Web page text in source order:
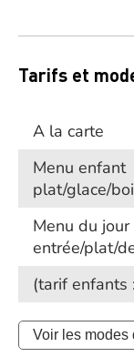
Tarifs et
A la carte
Menu enfant
plat/glace/
Menu du jour
entrée/plat/
(tarif enfants
Voir les modes